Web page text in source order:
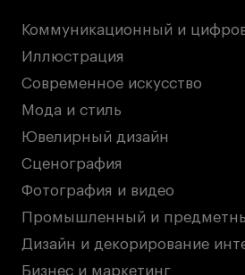
Коммуникационный и
Иллюстрация
Современное искусство
Мода и стиль
Ювелирный дизайн
Сценография
Фотография и видео
Промышленный и
Дизайн и декорирование
Бизнес и маркетинг